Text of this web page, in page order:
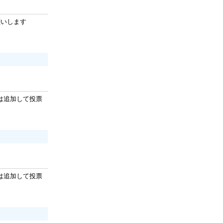
します
追加して投票
追加して投票